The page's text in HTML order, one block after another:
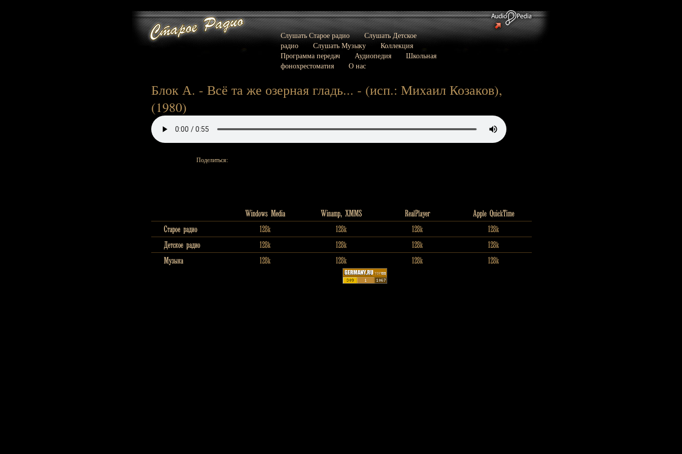
Слушать Старое радио
Слушать Детское
радио
Слушать Музыку
Коллекция
Программа передач
Аудиопедия
Школьная
фонохрестоматия
О нас
Блок А. - Всё та же озерная гладь... - (исп.: Михаил Козаков),
(1980)
Поделиться: